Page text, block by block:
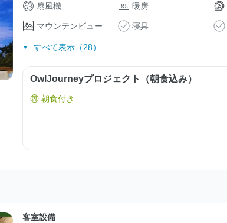
扇風機
暖房
マウンテンビュー
寝具
すべて表示（28）
OwlJourneyプロジェクト（朝食込み）
朝食付き
客室設備